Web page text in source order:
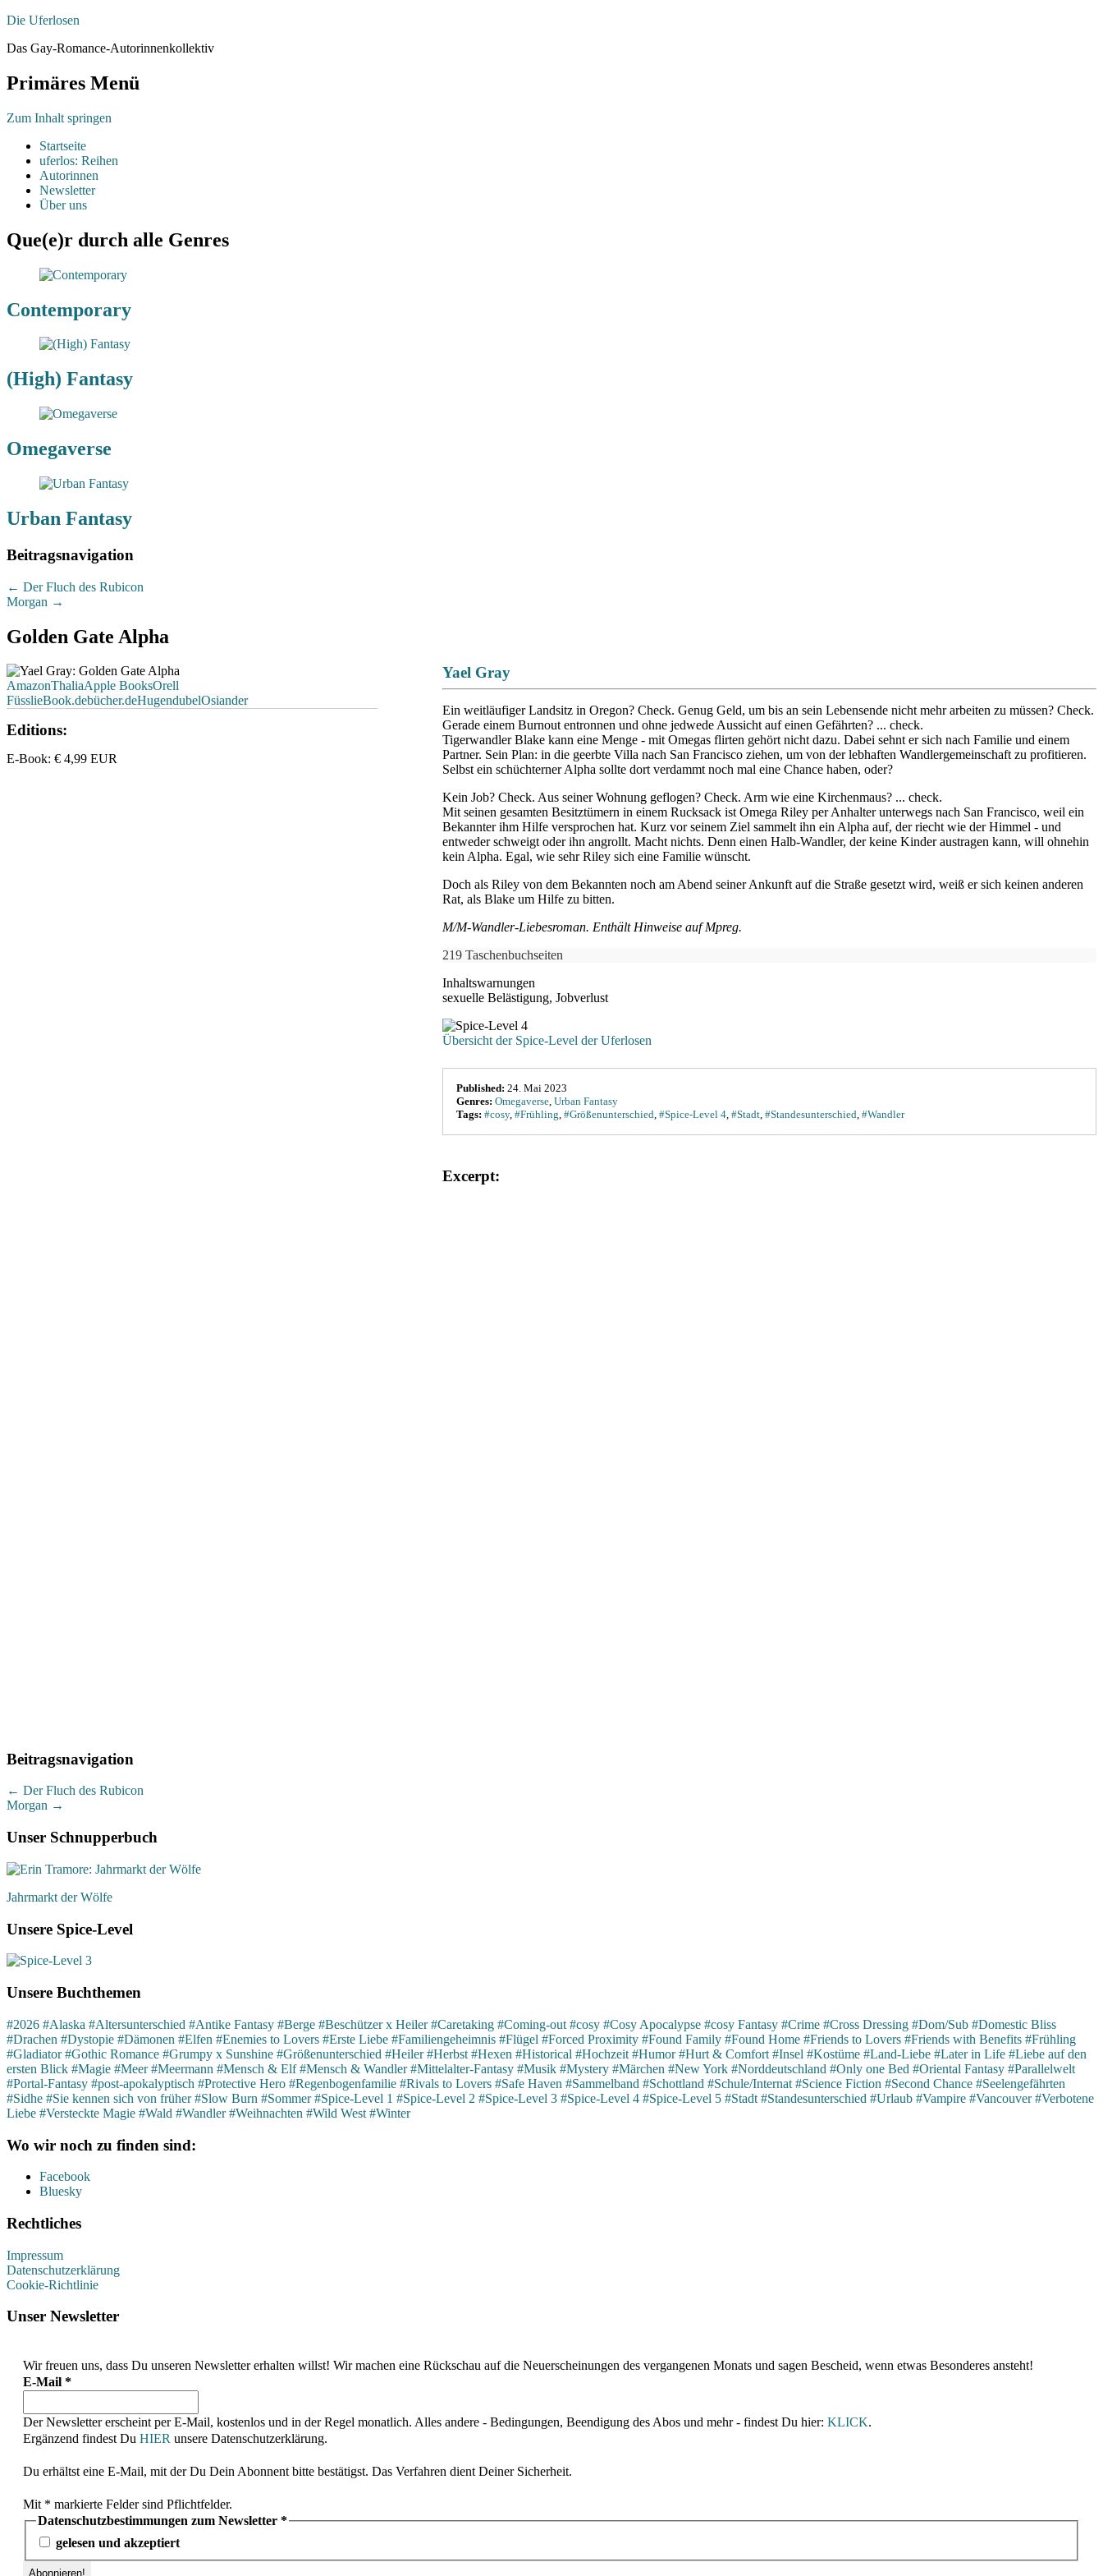
Die Uferlosen
Das Gay-Romance-Autorinnenkollektiv
Primäres Menü
Zum Inhalt springen
Startseite
uferlos: Reihen
Autorinnen
Newsletter
Über uns
Que(e)r durch alle Genres
Contemporary
(High) Fantasy
Omegaverse
Urban Fantasy
Beitragsnavigation
← Der Fluch des Rubicon
Morgan →
Golden Gate Alpha
AmazonThaliaApple BooksOrell
FüsslieBook.debücher.deHugendubelOsiander
Editions:
E-Book: € 4,99 EUR
Yael Gray
Ein weitläufiger Landsitz in Oregon? Check. Genug Geld, um bis an sein Lebensende nicht mehr arbeiten zu müssen? Check.
Gerade einem Burnout entronnen und ohne jedwede Aussicht auf einen Gefährten? ... check.
Tigerwandler Blake kann eine Menge - mit Omegas flirten gehört nicht dazu. Dabei sehnt er sich nach Familie und einem
Partner. Sein Plan: in die geerbte Villa nach San Francisco ziehen, um von der lebhaften Wandlergemeinschaft zu profitieren.
Selbst ein schüchterner Alpha sollte dort verdammt noch mal eine Chance haben, oder?
Kein Job? Check. Aus seiner Wohnung geflogen? Check. Arm wie eine Kirchenmaus? ... check.
Mit seinen gesamten Besitztümern in einem Rucksack ist Omega Riley per Anhalter unterwegs nach San Francisco, weil ein
Bekannter ihm Hilfe versprochen hat. Kurz vor seinem Ziel sammelt ihn ein Alpha auf, der riecht wie der Himmel - und
entweder schweigt oder ihn angrollt. Macht nichts. Denn einen Halb-Wandler, der keine Kinder austragen kann, will ohnehin
kein Alpha. Egal, wie sehr Riley sich eine Familie wünscht.
Doch als Riley von dem Bekannten noch am Abend seiner Ankunft auf die Straße gesetzt wird, weiß er sich keinen anderen
Rat, als Blake um Hilfe zu bitten.
M/M-Wandler-Liebesroman. Enthält Hinweise auf Mpreg.
219 Taschenbuchseiten
Inhaltswarnungen
sexuelle Belästigung, Jobverlust
Übersicht der Spice-Level der Uferlosen
Published: 24. Mai 2023
Genres: Omegaverse,Urban Fantasy
Tags: #cosy,#Frühling,#Größenunterschied,#Spice-Level 4,#Stadt,#Standesunterschied,#Wandler
Excerpt:
Beitragsnavigation
← Der Fluch des Rubicon
Morgan →
Unser Schnupperbuch
Jahrmarkt der Wölfe
Unsere Spice-Level
Unsere Buchthemen
#2026 #Alaska #Altersunterschied #Antike Fantasy #Berge #Beschützer x Heiler #Caretaking #Coming-out #cosy #Cosy Apocalypse #cosy Fantasy #Crime #Cross Dressing #Dom/Sub #Domestic Bliss
#Drachen #Dystopie #Dämonen #Elfen #Enemies to Lovers #Erste Liebe #Familiengeheimnis #Flügel #Forced Proximity #Found Family #Found Home #Friends to Lovers #Friends with Benefits #Frühling
#Gladiator #Gothic Romance #Grumpy x Sunshine #Größenunterschied #Heiler #Herbst #Hexen #Historical #Hochzeit #Humor #Hurt & Comfort #Insel #Kostüme #Land-Liebe #Later in Life #Liebe auf den
ersten Blick #Magie #Meer #Meermann #Mensch & Elf #Mensch & Wandler #Mittelalter-Fantasy #Musik #Mystery #Märchen #New York #Norddeutschland #Only one Bed #Oriental Fantasy #Parallelwelt
#Portal-Fantasy #post-apokalyptisch #Protective Hero #Regenbogenfamilie #Rivals to Lovers #Safe Haven #Sammelband #Schottland #Schule/Internat #Science Fiction #Second Chance #Seelengefährten
#Sidhe #Sie kennen sich von früher #Slow Burn #Sommer #Spice-Level 1 #Spice-Level 2 #Spice-Level 3 #Spice-Level 4 #Spice-Level 5 #Stadt #Standesunterschied #Urlaub #Vampire #Vancouver #Verbotene
Liebe #Versteckte Magie #Wald #Wandler #Weihnachten #Wild West #Winter
Wo wir noch zu finden sind:
Facebook
Bluesky
Rechtliches
Impressum
Datenschutzerklärung
Cookie-Richtlinie
Unser Newsletter
Wir freuen uns, dass Du unseren Newsletter erhalten willst! Wir machen eine Rückschau auf die Neuerscheinungen des vergangenen Monats und sagen Bescheid, wenn etwas Besonderes ansteht!
E-Mail *
Der Newsletter erscheint per E-Mail, kostenlos und in der Regel monatlich. Alles andere - Bedingungen, Beendigung des Abos und mehr - findest Du hier: KLICK.
Ergänzend findest Du HIER unsere Datenschutzerklärung.
Du erhältst eine E-Mail, mit der Du Dein Abonnent bitte bestätigst. Das Verfahren dient Deiner Sicherheit.
Mit * markierte Felder sind Pflichtfelder.
Datenschutzbestimmungen zum Newsletter *
gelesen und akzeptiert